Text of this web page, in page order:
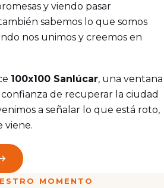
y viendo pasar
sabemos lo que somos
nos unimos y creemos en
100x100 Sanlúcar, una ventana
de recuperar la ciudad
a señalar lo que está roto,
viene.
MOMENTO